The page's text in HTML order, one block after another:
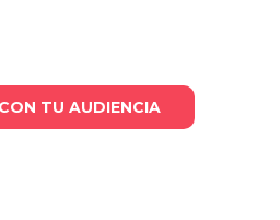
TU AUDIENCIA